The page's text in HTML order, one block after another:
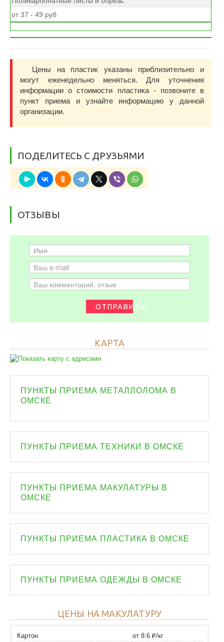
от 37 - 49 руб
Цены на пластик указаны приблизительно и
могут еженедельно меняться. Для уточнения
информации о стоимости пластика - позвоните в
пункт приема и узнайте информацию у данной
организации.
ПОДЕЛИТЕСЬ С ДРУЗЬЯМИ
ОТЗЫВЫ
ОТПРАВИТЬ
КАРТА
ПУНКТЫ ПРИЕМА МЕТАЛЛОЛОМА В
ОМСКЕ
ПУНКТЫ ПРИЕМА ТЕХНИКИ В ОМСКЕ
ПУНКТЫ ПРИЕМА МАКУЛАТУРЫ В
ОМСКЕ
ПУНКТЫ ПРИЕМА ПЛАСТИКА В ОМСКЕ
ПУНКТЫ ПРИЕМА ОДЕЖДЫ В ОМСКЕ
ЦЕНЫ НА МАКУЛАТУРУ
Картон
от 8.6 ₽/кг